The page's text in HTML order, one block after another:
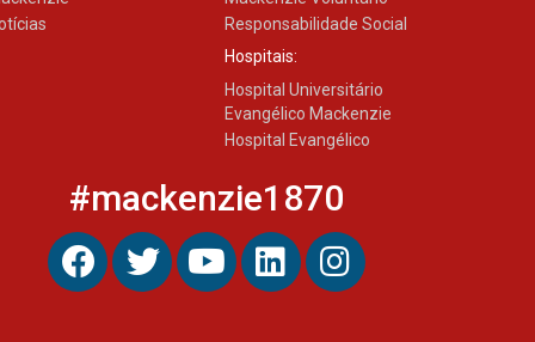
Como os pais podem investir
na educação dos filhos além
da escola
Responsabilidade Social
Hospitais:
Hospital Universitário
Evangélico Mackenzie
Hospital Evangélico
#mackenzie1870